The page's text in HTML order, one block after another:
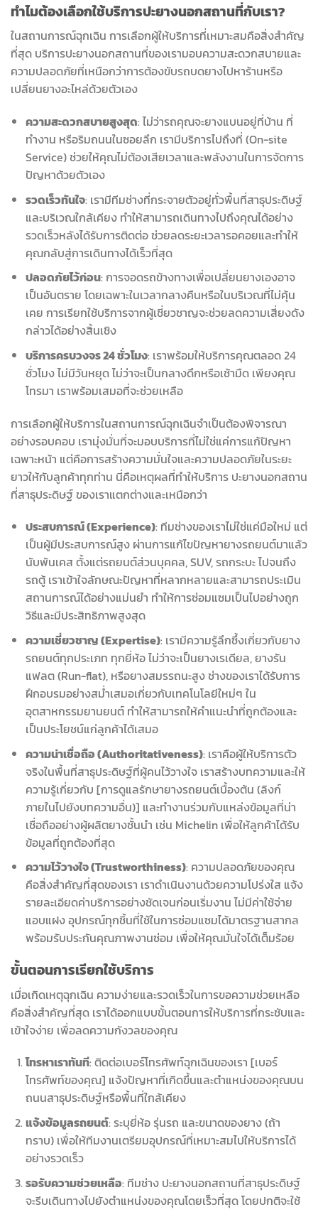
ทำไมต้องเลือกใช้บริการปะยางนอกสถานที่กับเรา?
ในสถานการณ์ฉุกเฉิน การเลือกผู้ให้บริการที่เหมาะสมคือสิ่งสำคัญ
ที่สุด บริการปะยางนอกสถานที่ของเรามอบความสะดวกสบายและ
ความปลอดภัยที่เหนือกว่าการต้องขับรถบดยางไปหาร้านหรือ
เปลี่ยนยางอะไหล่ด้วยตัวเอง
ความสะดวกสบายสูงสุด: ไม่ว่ารถคุณจะยางแบนอยู่ที่บ้าน ที่
ทำงาน หรือริมถนนในซอยลึก เรามีบริการไปถึงที่ (On-site
Service) ช่วยให้คุณไม่ต้องเสียเวลาและพลังงานในการจัดการ
ปัญหาด้วยตัวเอง
รวดเร็วทันใจ: เรามีทีมช่างที่กระจายตัวอยู่ทั่วพื้นที่สาธุประดิษฐ์
และบริเวณใกล้เคียง ทำให้สามารถเดินทางไปถึงคุณได้อย่าง
รวดเร็วหลังได้รับการติดต่อ ช่วยลดระยะเวลารอคอยและทำให้
คุณกลับสู่การเดินทางได้เร็วที่สุด
ปลอดภัยไว้ก่อน: การจอดรถข้างทางเพื่อเปลี่ยนยางเองอาจ
เป็นอันตราย โดยเฉพาะในเวลากลางคืนหรือในบริเวณที่ไม่คุ้น
เคย การเรียกใช้บริการจากผู้เชี่ยวชาญจะช่วยลดความเสี่ยงดัง
กล่าวได้อย่างสิ้นเชิง
บริการครบวงจร 24 ชั่วโมง: เราพร้อมให้บริการคุณตลอด 24
ชั่วโมง ไม่มีวันหยุด ไม่ว่าจะเป็นกลางดึกหรือเช้ามืด เพียงคุณ
โทรมา เราพร้อมเสมอที่จะช่วยเหลือ
การเลือกผู้ให้บริการในสถานการณ์ฉุกเฉินจำเป็นต้องพิจารณา
อย่างรอบคอบ เรามุ่งมั่นที่จะมอบบริการที่ไม่ใช่แค่การแก้ปัญหา
เฉพาะหน้า แต่คือการสร้างความมั่นใจและความปลอดภัยในระยะ
ยาวให้กับลูกค้าทุกท่าน นี่คือเหตุผลที่ทำให้บริการ ปะยางนอกสถาน
ที่สาธุประดิษฐ์ ของเราแตกต่างและเหนือกว่า
ประสบการณ์ (Experience): ทีมช่างของเราไม่ใช่แค่มือใหม่ แต่
เป็นผู้มีประสบการณ์สูง ผ่านการแก้ไขปัญหายางรถยนต์มาแล้ว
นับพันเคส ตั้งแต่รถยนต์ส่วนบุคคล, SUV, รถกระบะ ไปจนถึง
รถตู้ เราเข้าใจลักษณะปัญหาที่หลากหลายและสามารถประเมิน
สถานการณ์ได้อย่างแม่นยำ ทำให้การซ่อมแซมเป็นไปอย่างถูก
วิธีและมีประสิทธิภาพสูงสุด
ความเชี่ยวชาญ (Expertise): เรามีความรู้ลึกซึ้งเกี่ยวกับยาง
รถยนต์ทุกประเภท ทุกยี่ห้อ ไม่ว่าจะเป็นยางเรเดียล, ยางรัน
แฟลต (Run-flat), หรือยางสมรรถนะสูง ช่างของเราได้รับการ
ฝึกอบรมอย่างสม่ำเสมอเกี่ยวกับเทคโนโลยีใหม่ๆ ใน
อุตสาหกรรมยานยนต์ ทำให้สามารถให้คำแนะนำที่ถูกต้องและ
เป็นประโยชน์แก่ลูกค้าได้เสมอ
ความน่าเชื่อถือ (Authoritativeness): เราคือผู้ให้บริการตัว
จริงในพื้นที่สาธุประดิษฐ์ที่ผู้คนไว้วางใจ เราสร้างบทความและให้
ความรู้เกี่ยวกับ [การดูแลรักษายางรถยนต์เบื้องต้น (ลิงก์
ภายในไปยังบทความอื่น)] และทำงานร่วมกับแหล่งข้อมูลที่น่า
เชื่อถืออย่างผู้ผลิตยางชั้นนำ เช่น Michelin เพื่อให้ลูกค้าได้รับ
ข้อมูลที่ถูกต้องที่สุด
ความไว้วางใจ (Trustworthiness): ความปลอดภัยของคุณ
คือสิ่งสำคัญที่สุดของเรา เราดำเนินงานด้วยความโปร่งใส แจ้ง
รายละเอียดค่าบริการอย่างชัดเจนก่อนเริ่มงาน ไม่มีค่าใช้จ่าย
แอบแฝง อุปกรณ์ทุกชิ้นที่ใช้ในการซ่อมแซมได้มาตรฐานสากล
พร้อมรับประกันคุณภาพงานซ่อม เพื่อให้คุณมั่นใจได้เต็มร้อย
ขั้นตอนการเรียกใช้บริการ
เมื่อเกิดเหตุฉุกเฉิน ความง่ายและรวดเร็วในการขอความช่วยเหลือ
คือสิ่งสำคัญที่สุด เราได้ออกแบบขั้นตอนการให้บริการที่กระชับและ
เข้าใจง่าย เพื่อลดความกังวลของคุณ
โทรหาเราทันที: ติดต่อเบอร์โทรศัพท์ฉุกเฉินของเรา [เบอร์
โทรศัพท์ของคุณ] แจ้งปัญหาที่เกิดขึ้นและตำแหน่งของคุณบน
ถนนสาธุประดิษฐ์หรือพื้นที่ใกล้เคียง
แจ้งข้อมูลรถยนต์: ระบุยี่ห้อ รุ่นรถ และขนาดของยาง (ถ้า
ทราบ) เพื่อให้ทีมงานเตรียมอุปกรณ์ที่เหมาะสมไปให้บริการได้
อย่างรวดเร็ว
รอรับความช่วยเหลือ: ทีมช่าง ปะยางนอกสถานที่สาธุประดิษฐ์
จะรีบเดินทางไปยังตำแหน่งของคุณโดยเร็วที่สุด โดยปกติจะใช้